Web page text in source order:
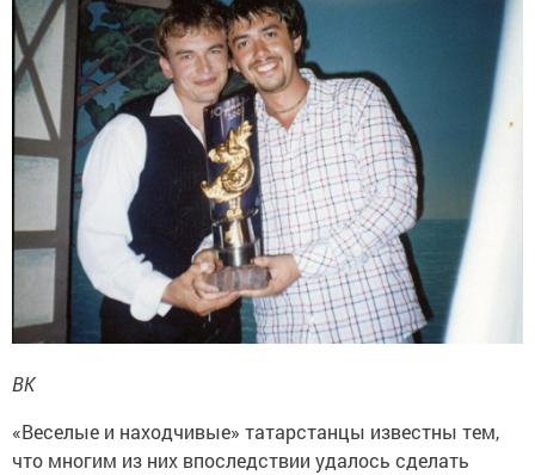
ВК
«Веселые и находчивые» татарстанцы известны тем,
что многим из них впоследствии удалось сделать